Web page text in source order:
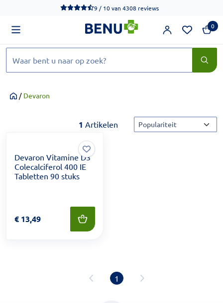
We werken momenteel hard aan het verbeteren van de
9 / 10van 4308 reviews
0
Home
/ Devaron
1 Artikelen Sorteermethode
Devaron Vitamine D3
Colecalciferol 400 IE
Tabletten 90 stuks
Prijs: € 13,49
€ 13,49
1